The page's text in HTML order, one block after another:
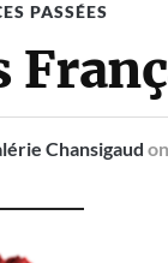
PASSÉES
Chansigaud on